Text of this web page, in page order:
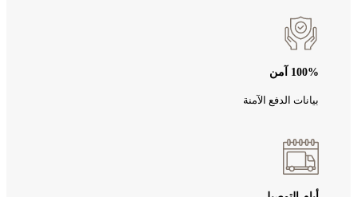
100% آمن
بيانات الدفع الآمنة